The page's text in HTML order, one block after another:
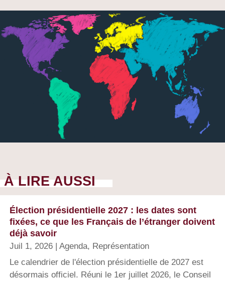
À LIRE AUSSI
Élection présidentielle 2027 : les dates sont
fixées, ce que les Français de l’étranger doivent
déjà savoir
Juil 1, 2026 Agenda, Représentation
Le calendrier de l'élection présidentielle de 2027 est
désormais officiel. Réuni le 1er juillet 2026, le Conseil